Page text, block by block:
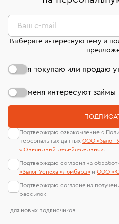
дней на возврат. Детальные
комиссионных украшений и
странице«Возврат
сертификаты МГУ и
лабораторий
*для новых подписчиков
Ваш e-mail
Выберите интересную тему и
я покупаю или продаю
меня интересуют займы
Подтверждаю ознакомление с
персональных данных ООО «Залог
«Ювелирный ресейл-сервиc».
Подтверждаю согласия на
«Залог Успеха «Ломбард» и ООО
Подтверждаю согласие на
рассылок